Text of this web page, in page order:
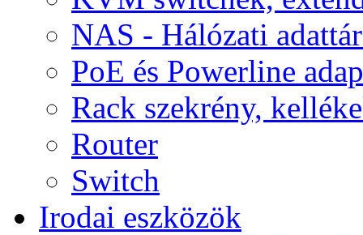
NAS - Hálózati
PoE és Powerline
Rack szekrény,
Router
Switch
Irodai eszközök